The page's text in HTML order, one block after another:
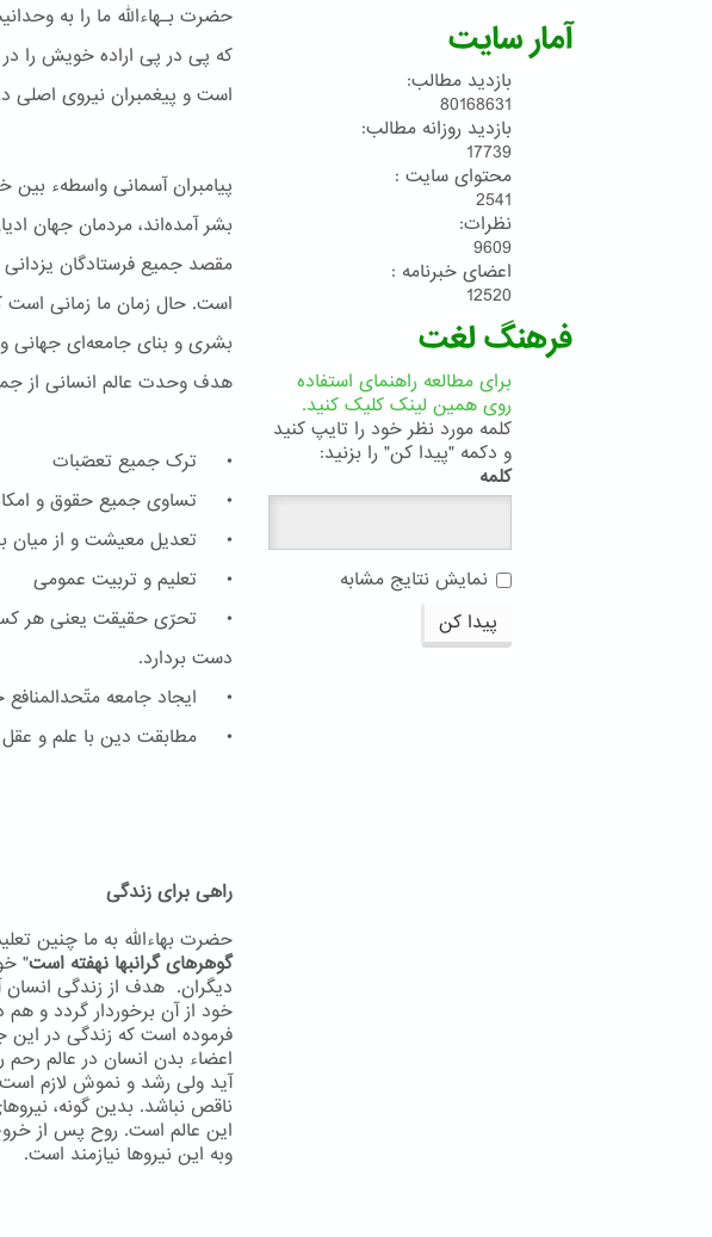
حضرت بـهاءالله ما را به
که پی در پی اراده خویش را
است و پیغمبران نیروی اصلی
پیامبران آسمانی واسطهء
بشر آمده‌اند، مردمان جهان
مقصد جمیع فرستادگان
است. حال زمان ما زمانی است
بشری و بنای جامعه‌ای
هدف وحدت عالم انسانی از
• ترک جمیع تعصّبات
• تساوی جمیع حقوق و
• تعدیل معیشت و از میان
• تعلیم و تربیت عمومی
• تحرّی حقیقت یعنی هر کس
دست بردارد.
• ایجاد جامعه متّحدالمنافع
• مطابقت دین با علم و عقل
راهی برای زندگی
حضرت بهاءاللّه به ما چنین
گوهرهای گرانبها نهفته است"
دیگران. هدف از زندگی
خود از آن برخوردار گردد و هم
فرموده است که زندگی در این
اعضاء بدن انسان در عالم
آید ولی رشد و نموش لازم است
ناقص نباشد. بدین گونه،
این عالم است. روح پس از
وبه اين نيروها نيازمند است.
آمار سایت
بازدید مطالب:
80168631
بازدید روزانه مطالب:
17739
محتوای سایت :
2541
نظرات:
9609
اعضای خبرنامه :
12520
فرهنگ لغت
برای مطالعه راهنمای استفاده
روی همین لینک کلیک کنید.
کلمه مورد نظر خود را تایپ کنید
و دکمه "پیدا کن" را بزنید:
کلمه
نمایش نتایج مشابه
پیدا کن